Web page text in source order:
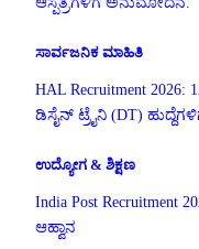
ಸಾರ್ವಜನಿಕ ಮಾಹಿತಿ
HAL Recruitment
ಡಿಸೈನ್ ಟ್ರೈನಿ (DT)
ಉದ್ಯೋಗ & ಶಿಕ್ಷಣ
India Post Recruitment
ಆಹ್ವಾನ